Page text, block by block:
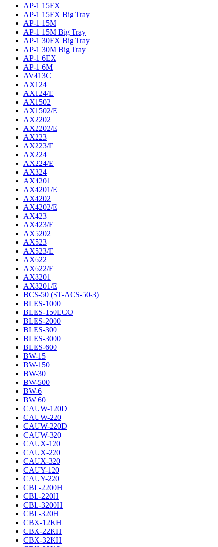
AP-1 15EX
AP-1 15EX Big Tray
AP-1 15M
AP-1 15M Big Tray
AP-1 30EX Big Tray
AP-1 30M Big Tray
AP-1 6EX
AP-1 6M
AV413C
AX124
AX124/E
AX1502
AX1502/E
AX2202
AX2202/E
AX223
AX223/E
AX224
AX224/E
AX324
AX4201
AX4201/E
AX4202
AX4202/E
AX423
AX423/E
AX5202
AX523
AX523/E
AX622
AX622/E
AX8201
AX8201/E
BCS-50 (ST-ACS-50-3)
BLES-1000
BLES-150ECO
BLES-2000
BLES-300
BLES-3000
BLES-600
BW-15
BW-150
BW-30
BW-500
BW-6
BW-60
CAUW-120D
CAUW-220
CAUW-220D
CAUW-320
CAUX-120
CAUX-220
CAUX-320
CAUY-120
CAUY-220
CBL-2200H
CBL-220H
CBL-3200H
CBL-320H
CBX-12KH
CBX-22KH
CBX-32KH